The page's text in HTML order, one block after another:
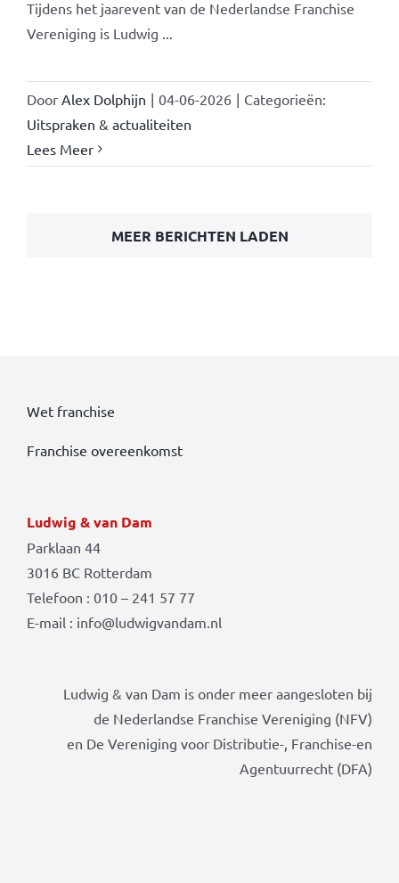
Tijdens het jaarevent van de Nederlandse Franchise
Vereniging is Ludwig ...
Door Alex Dolphijn | 04-06-2026 | Categorieën:
Uitspraken & actualiteiten
Lees Meer
MEER BERICHTEN LADEN
Wet franchise
Franchise overeenkomst
Ludwig & van Dam
Parklaan 44
3016 BC Rotterdam
Telefoon : 010 – 241 57 77
E-mail : info@ludwigvandam.nl
Ludwig & van Dam is onder meer aangesloten bij
de Nederlandse Franchise Vereniging (NFV)
en De Vereniging voor Distributie-, Franchise-en
Agentuurrecht (DFA)